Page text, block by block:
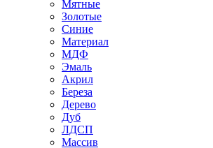
Мятные
Золотые
Синие
Материал
МДФ
Эмаль
Акрил
Береза
Дерево
Дуб
ЛДСП
Массив